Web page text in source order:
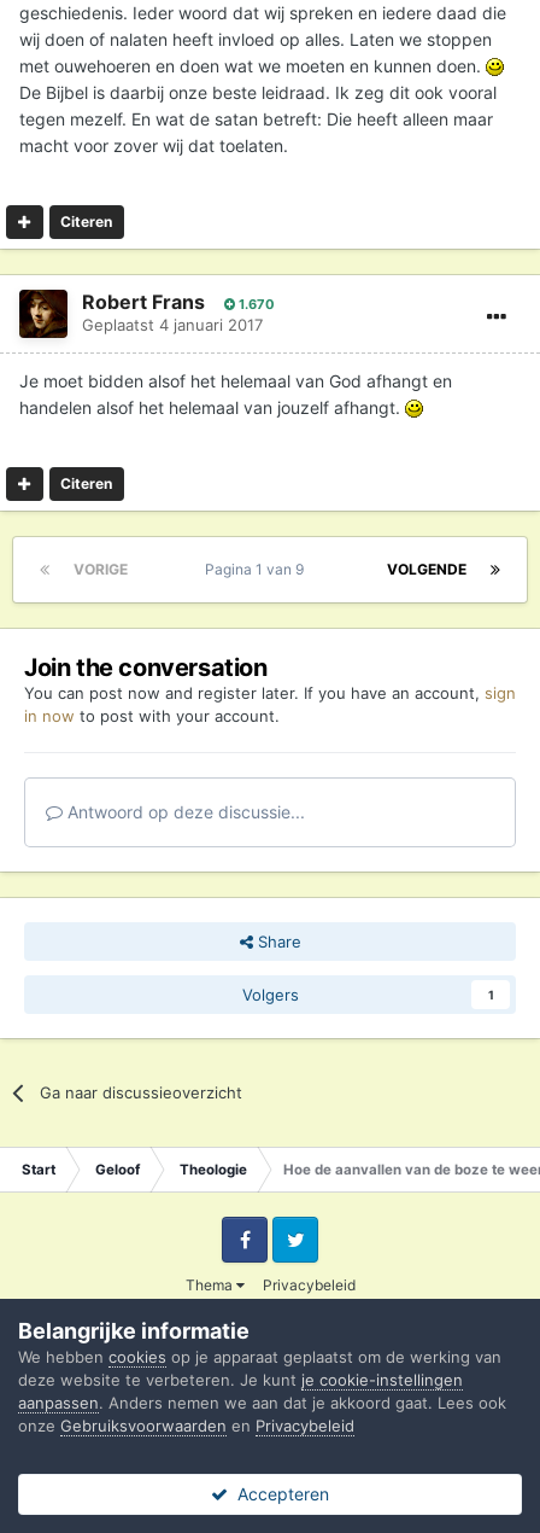
geschiedenis. Ieder woord dat wij spreken en iedere daad die
wij doen of nalaten heeft invloed op alles. Laten we stoppen
met ouwehoeren en doen wat we moeten en kunnen doen.
De Bijbel is daarbij onze beste leidraad. Ik zeg dit ook vooral
tegen mezelf. En wat de satan betreft: Die heeft alleen maar
macht voor zover wij dat toelaten.
Citeren
Robert Frans 1.670
Geplaatst 4 januari 2017
Je moet bidden alsof het helemaal van God afhangt en
handelen alsof het helemaal van jouzelf afhangt.
Citeren
VORIGE VOLGENDE
Pagina 1 van 9
Join the conversation
You can post now and register later. If you have an account, sign
in now to post with your account.
Antwoord op deze discussie...
Share
Volgers 1
Ga naar discussieoverzicht
Start Geloof Theologie Hoe de aanvallen van de boze te
Thema Privacybeleid
FacebookTwitter
Powered by Invision Community
Belangrijke informatie
We hebben cookies op je apparaat geplaatst om de werking van
deze website te verbeteren. Je kunt je cookie-instellingen
aanpassen. Anders nemen we aan dat je akkoord gaat. Lees ook
onze Gebruiksvoorwaarden en Privacybeleid
Accepteren